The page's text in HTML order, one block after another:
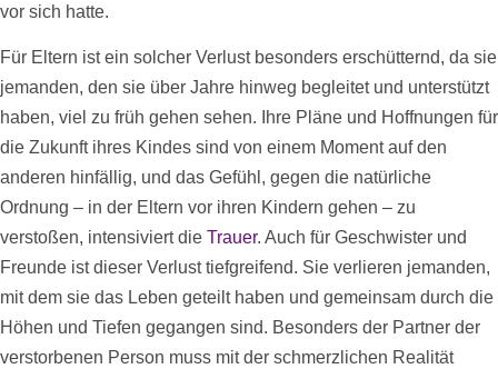
vor sich hatte.
Für Eltern ist ein solcher Verlust besonders erschütternd, da sie
jemanden, den sie über Jahre hinweg begleitet und unterstützt
haben, viel zu früh gehen sehen. Ihre Pläne und Hoffnungen für
die Zukunft ihres Kindes sind von einem Moment auf den
anderen hinfällig, und das Gefühl, gegen die natürliche
Ordnung – in der Eltern vor ihren Kindern gehen – zu
verstoßen, intensiviert die Trauer. Auch für Geschwister und
Freunde ist dieser Verlust tiefgreifend. Sie verlieren jemanden,
mit dem sie das Leben geteilt haben und gemeinsam durch die
Höhen und Tiefen gegangen sind. Besonders der Partner der
verstorbenen Person muss mit der schmerzlichen Realität